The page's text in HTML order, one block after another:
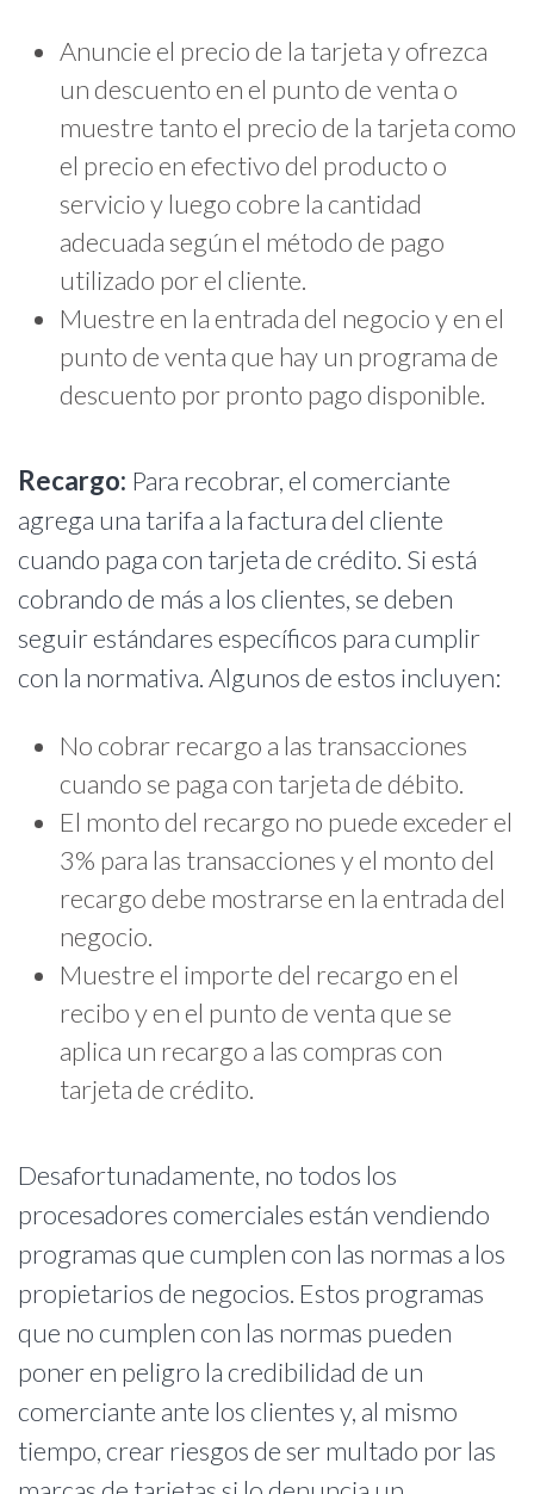
Anuncie el precio de la tarjeta y ofrezca
un descuento en el punto de venta o
muestre tanto el precio de la tarjeta como
el precio en efectivo del producto o
servicio y luego cobre la cantidad
adecuada según el método de pago
utilizado por el cliente.
Muestre en la entrada del negocio y en el
punto de venta que hay un programa de
descuento por pronto pago disponible.
Recargo: Para recobrar, el comerciante
agrega una tarifa a la factura del cliente
cuando paga con tarjeta de crédito. Si está
cobrando de más a los clientes, se deben
seguir estándares específicos para cumplir
con la normativa. Algunos de estos incluyen:
No cobrar recargo a las transacciones
cuando se paga con tarjeta de débito.
El monto del recargo no puede exceder el
3% para las transacciones y el monto del
recargo debe mostrarse en la entrada del
negocio.
Muestre el importe del recargo en el
recibo y en el punto de venta que se
aplica un recargo a las compras con
tarjeta de crédito.
Desafortunadamente, no todos los
procesadores comerciales están vendiendo
programas que cumplen con las normas a los
propietarios de negocios. Estos programas
que no cumplen con las normas pueden
poner en peligro la credibilidad de un
comerciante ante los clientes y, al mismo
tiempo, crear riesgos de ser multado por las